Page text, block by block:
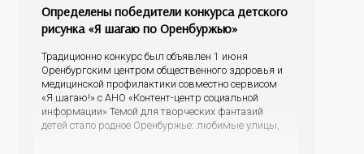
Определены победители конкурса детского
рисунка «Я шагаю по Оренбуржью»
Традиционно конкурс был объявлен 1 июня
Оренбургским центром общественного здоровья и
медицинской профилактики совместно сервисом
«Я шагаю!» с АНО «Контент-центр социальной
информации» Темой для творческих фантазий
детей стало родное Оренбуржье: любимые улицы,